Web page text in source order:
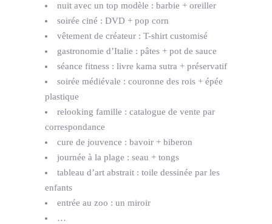
nuit avec un top modèle : barbie + oreiller
soirée ciné : DVD + pop corn
vêtement de créateur : T-shirt customisé
gastronomie d’Italie : pâtes + pot de sauce
séance fitness : livre kama sutra + préservatif
soirée médiévale : couronne des rois + épée
plastique
relooking famille : catalogue de vente par
correspondance
cure de jouvence : bavoir + biberon
journée à la plage : seau + tongs
tableau d’art abstrait : toile dessinée par les
enfants
entrée au zoo : un miroir
…